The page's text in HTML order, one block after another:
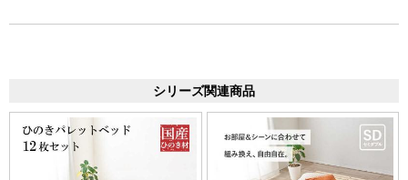
シリーズ関連商品